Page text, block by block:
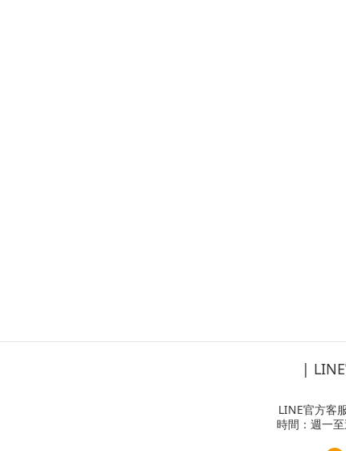
|
LINE官方客
時間：週一